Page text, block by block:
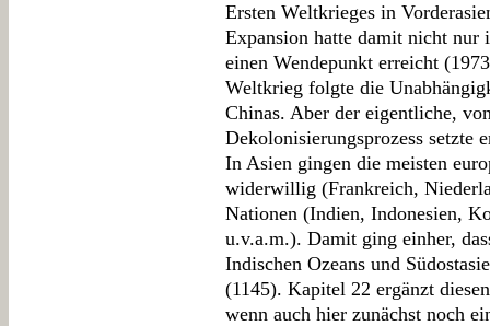
Ersten Weltkrieges in
Expansion hatte damit nicht nur
einen Wendepunkt erreicht
Weltkrieg folgte die
Chinas. Aber der eigentliche,
Dekolonisierungsprozess setzte
In Asien gingen die meisten
widerwillig (Frankreich,
Nationen (Indien, Indonesien,
u.v.a.m.). Damit ging einher,
Indischen Ozeans und
(1145). Kapitel 22 ergänzt
wenn auch hier zunächst noch